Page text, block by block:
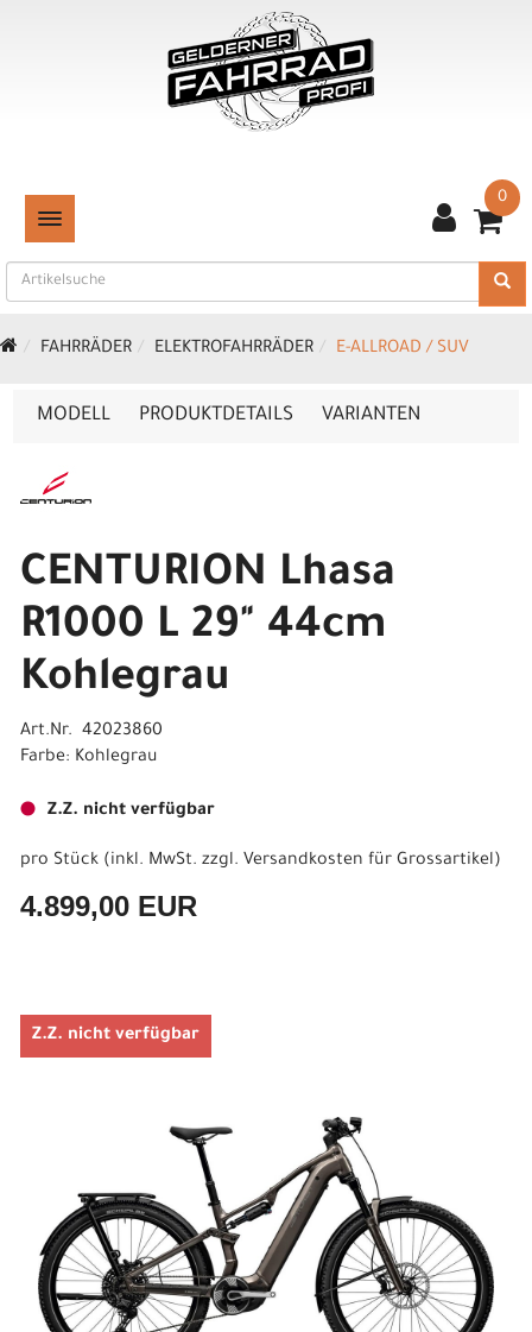
TOGGLE NAVIGATION
0
FAHRRÄDER ELEKTROFAHRRÄDER E-ALLROAD / SUV
MODELL PRODUKTDETAILS VARIANTEN
CENTURION Lhasa
R1000 L 29" 44cm
Kohlegrau
Art.Nr. 42023860
Farbe: Kohlegrau
Z.Z. nicht verfügbar
pro Stück (inkl. MwSt. zzgl. Versandkosten für Grossartikel)
4.899,00 EUR
Z.Z. nicht verfügbar